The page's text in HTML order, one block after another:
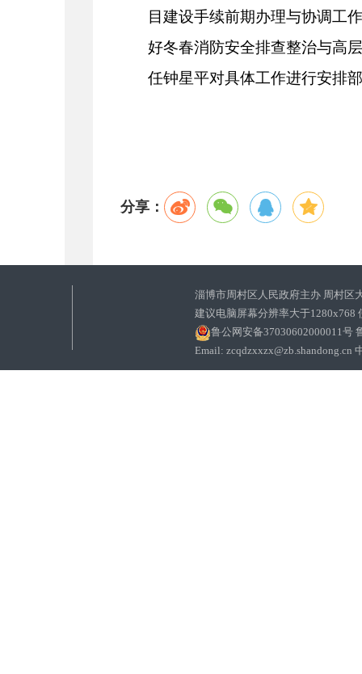
目建设手续前期办理与协调工作
好冬春消防安全排查整治与高
任钟星平对具体工作进行安排
分享：
淄博市周村区人民政府主办 周村区
建议电脑屏幕分辨率大于1280x768
鲁公网安备37030602000011号
Email: zcqdzxxzx@zb.shandong.cn